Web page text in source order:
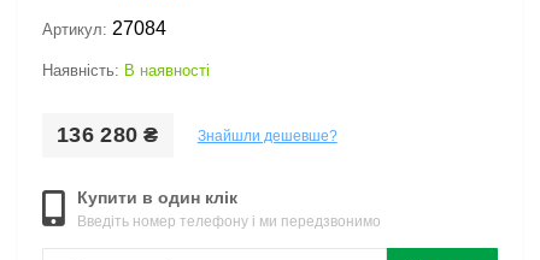
Артикул: 27084
Наявність: В наявності
136 280 ₴ Знайшли дешевше?
Купити в один клік
Введіть номер телефону і ми передзвонимо